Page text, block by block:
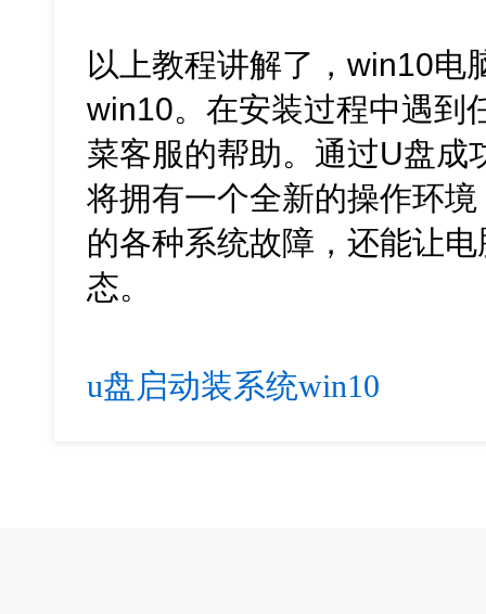
以上教程讲解了，win10电
win10。在安装过程中遇到
菜客服的帮助。通过U盘成
将拥有一个全新的操作环
的各种系统故障，还能让
态。
u盘启动装系统win10